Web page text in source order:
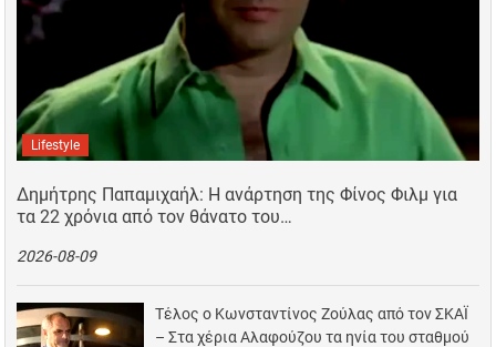
Lifestyle
Δημήτρης Παπαμιχαήλ: Η ανάρτηση της Φίνος Φιλμ για
τα 22 χρόνια από τον θάνατο του…
2026-08-09
Τέλος ο Κωνσταντίνος Ζούλας από τον ΣΚΑΪ
– Στα χέρια Αλαφούζου τα ηνία του σταθμού